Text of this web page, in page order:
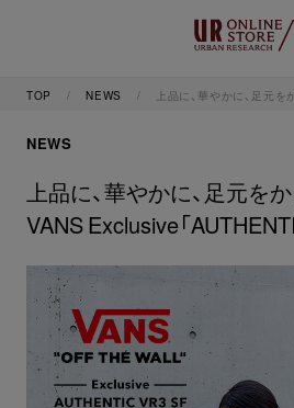
TOP NEWS 上品に、華やかに、足元
NEWS
上品に、華やかに、足元をか
VANS Exclusive「